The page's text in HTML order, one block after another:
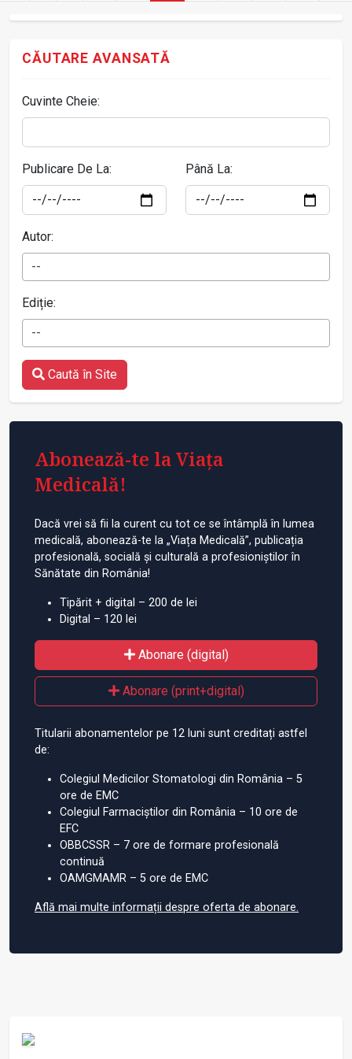
CĂUTARE AVANSATĂ
Cuvinte Cheie:
Publicare De La: Până La:
Autor:
--
Ediție:
--
Caută în Site
Abonează-te la Viața
Medicală!
Dacă vrei să fii la curent cu tot ce se întâmplă în lumea
medicală, abonează-te la „Viața Medicală”, publicația
profesională, socială și culturală a profesioniștilor în
Sănătate din România!
Tipărit + digital – 200 de lei
Digital – 120 lei
Abonare (digital)
Abonare (print+digital)
Titularii abonamentelor pe 12 luni sunt creditați astfel
de:
Colegiul Medicilor Stomatologi din România – 5
ore de EMC
Colegiul Farmaciștilor din România – 10 ore de
EFC
OBBCSSR – 7 ore de formare profesională
continuă
OAMGMAMR – 5 ore de EMC
Află mai multe informații despre oferta de abonare.